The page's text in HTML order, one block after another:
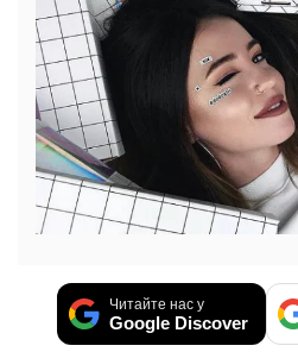
Читайте нас у
Google Discover